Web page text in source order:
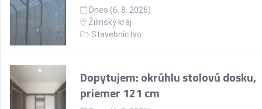
Dnes (6. 8. 2026)
Žilinský kraj
Stavebníctvo
Dopytujem: okrúhlu stolovú dosku,
priemer 121 cm